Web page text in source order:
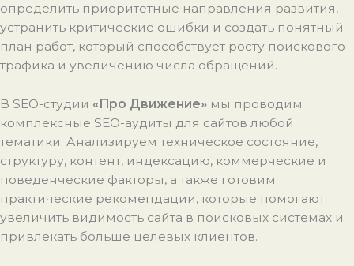
определить приоритетные направления развития,
устранить критические ошибки и создать понятный
план работ, который способствует росту поискового
трафика и увеличению числа обращений.
В SEO-студии «Про Движение» мы проводим
комплексные SEO-аудиты для сайтов любой
тематики. Анализируем техническое состояние,
структуру, контент, индексацию, коммерческие и
поведенческие факторы, а также готовим
практические рекомендации, которые помогают
увеличить видимость сайта в поисковых системах и
привлекать больше целевых клиентов.